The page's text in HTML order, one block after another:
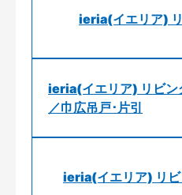
ieria(イエリア)
ieria(イエリア) リビン
／巾広吊戸･片引
ieria(イエリア) リビ